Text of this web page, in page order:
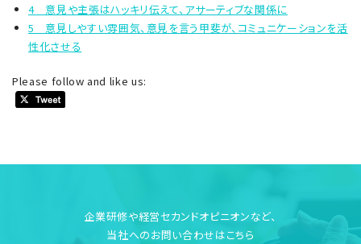
4 意見や主張はハッキリ伝えて、アサーティブな関係に
5 意見しやすい雰囲気、意見を言う甲斐が、コミュニケーションを活
性化させる
Please follow and like us:
企業研修や経営セカンドオピニオンなど、
当社へのお問い合わせはこちら